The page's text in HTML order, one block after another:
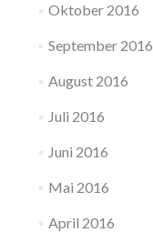
Oktober 2016
September 2016
August 2016
Juli 2016
Juni 2016
Mai 2016
April 2016